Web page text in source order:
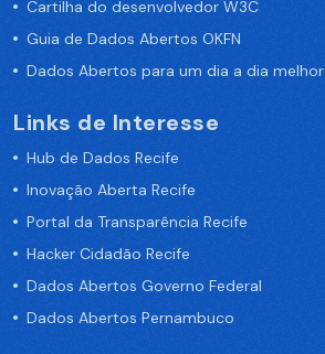
Cartilha do desenvolvedor W3C
Guia de Dados Abertos OKFN
Dados Abertos para um dia a dia melhor
Links de Interesse
Hub de Dados Recife
Inovação Aberta Recife
Portal da Transparência Recife
Hacker Cidadão Recife
Dados Abertos Governo Federal
Dados Abertos Pernambuco